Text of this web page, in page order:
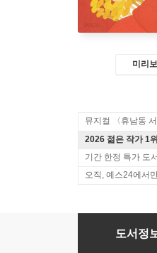
미리보
2026 젊은 작가 1
기간 한정 특가 도서
오직, 예스24에서
자꾸자꾸 사람
도서정